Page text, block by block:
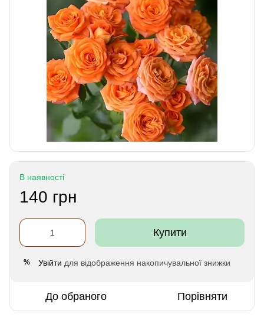
В наявності
140 грн
Купити
% Увійти для відображення накопичувальної знижки
До обраного Порівняти